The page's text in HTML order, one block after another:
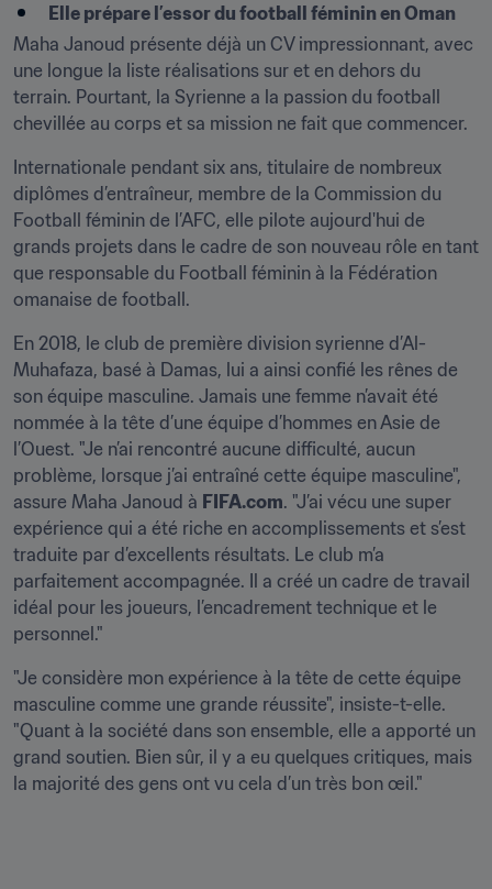
Elle prépare l’essor du football féminin en Oman
Maha Janoud présente déjà un CV impressionnant, avec
une longue la liste réalisations sur et en dehors du
terrain. Pourtant, la Syrienne a la passion du football
chevillée au corps et sa mission ne fait que commencer.
Internationale pendant six ans, titulaire de nombreux
diplômes d’entraîneur, membre de la Commission du
Football féminin de l’AFC, elle pilote aujourd'hui de
grands projets dans le cadre de son nouveau rôle en tant
que responsable du Football féminin à la Fédération
omanaise de football.
En 2018, le club de première division syrienne d’Al-
Muhafaza, basé à Damas, lui a ainsi confié les rênes de
son équipe masculine. Jamais une femme n’avait été
nommée à la tête d’une équipe d’hommes en Asie de
l’Ouest. "Je n’ai rencontré aucune difficulté, aucun
problème, lorsque j’ai entraîné cette équipe masculine",
assure Maha Janoud à FIFA.com. "J’ai vécu une super
expérience qui a été riche en accomplissements et s’est
traduite par d’excellents résultats. Le club m’a
parfaitement accompagnée. Il a créé un cadre de travail
idéal pour les joueurs, l’encadrement technique et le
personnel."
"Je considère mon expérience à la tête de cette équipe
masculine comme une grande réussite", insiste-t-elle.
"Quant à la société dans son ensemble, elle a apporté un
grand soutien. Bien sûr, il y a eu quelques critiques, mais
la majorité des gens ont vu cela d’un très bon œil."